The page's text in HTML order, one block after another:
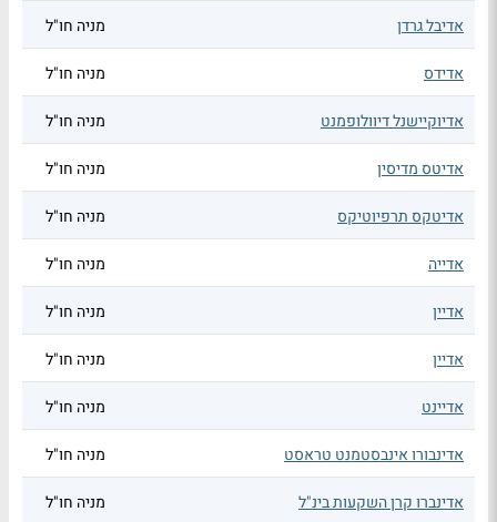
אדיבל גרדן מניה חו"ל
אדידס מניה חו"ל
אדיוקיישנל דיוולופמנט מניה חו"ל
אדיטס מדיסין מניה חו"ל
אדיטקס תרפיוטיקס מניה חו"ל
אדייה מניה חו"ל
אדיין מניה חו"ל
אדיין מניה חו"ל
אדיינט מניה חו"ל
אדינבורו אינבסטמנט טראסט מניה חו"ל
אדינברו קרן השקעות בינ"ל מניה חו"ל